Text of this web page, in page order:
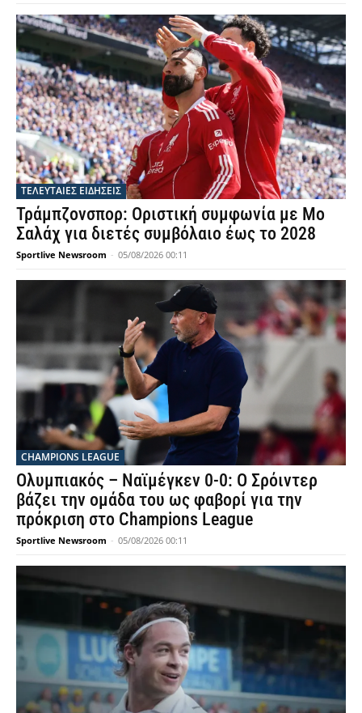
ΤΕΛΕΥΤΑΙΕΣ ΕΙΔΗΣΕΙΣ
Τράμπζονσπορ: Οριστική συμφωνία με Μο
Σαλάχ για διετές συμβόλαιο έως το 2028
Sportlive Newsroom - 05/08/2026 00:11
CHAMPIONS LEAGUE
Ολυμπιακός – Ναϊμέγκεν 0-0: Ο Σρόιντερ
βάζει την ομάδα του ως φαβορί για την
πρόκριση στο Champions League
Sportlive Newsroom - 05/08/2026 00:11